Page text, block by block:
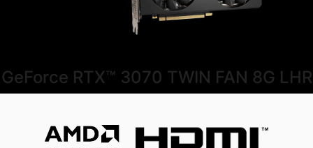
GeForce RTX™ 3070 TWIN FAN 8G LHR